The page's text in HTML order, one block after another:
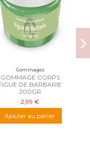
Gommages
GOMMAGE CORPS
DE BARBARIE
200GR
2,99 €
Ajouter au panier